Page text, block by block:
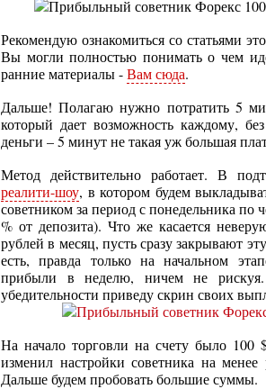
Рекомендую ознакомиться со статьями
Вы могли полностью понимать о чем
ранние материалы -Вам сюда.
Дальше! Полагаю нужно потратить 5
который дает возможность каждому,
деньги – 5 минут не такая уж большая
Метод действительно работает. В
реалити-шоу, в котором будем
советником за период с понедельника по
% от депозита). Что же касается
рублей в месяц, пусть сразу закрывают
есть, правда только на начальном
прибыли в неделю, ничем не
убедительности приведу скрин своих
На начало торговли на счету было
изменил настройки советника на
Дальше будем пробовать большие суммы.